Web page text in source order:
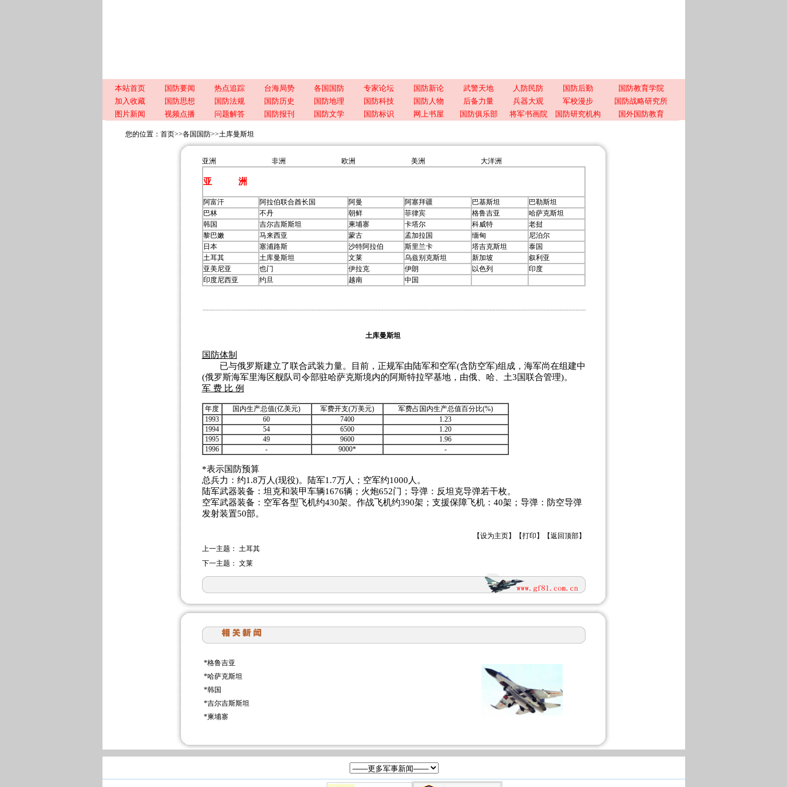
本站首页 国防要闻 热点追踪 台海局势 各国国防 专家论坛 国防新论 武警天地 人防民防 国防后勤
国防教育学院
加入收藏
国防思想 国防法规 国防历史 国防地理 国防科技 国防人物 后备力量 兵器大观 军校漫步
国防战略研究所
图片新闻
视频点播 问题解答 国防报刊 国防文学 国防标识 网上书屋 国防俱乐部 将军书画院 国防研究机构 国外国防教育
您的位置： 首页>>各国国防>>土库曼斯坦
亚洲 非洲 欧洲 美洲 大洋洲
亚 洲
阿富汗 阿拉伯联合酋长国 阿曼 阿塞拜疆 巴基斯坦
巴勒斯坦
巴林
不丹 朝鲜 菲律宾 格鲁吉亚
哈萨克斯坦
韩国
吉尔吉斯斯坦 柬埔寨 卡塔尔 科威特
老挝
黎巴嫩
马来西亚 蒙古 孟加拉国 缅甸
尼泊尔
日本
塞浦路斯 沙特阿拉伯 斯里兰卡 塔吉克斯坦
泰国
土耳其
土库曼斯坦 文莱 乌兹别克斯坦 新加坡
叙利亚
亚美尼亚
也门 伊拉克 伊朗 以色列
印度
印度尼西亚
约旦 越南 中国
土库曼斯坦
国防体制
已与俄罗斯建立了联合武装力量。目前，正规军由陆军和空军(含防空军)组成，海军尚在组建中
(俄罗斯海军里海区舰队司令部驻哈萨克斯境内的阿斯特拉罕基地，由俄、哈、土3国联合管理)。
军 费 比 例
年度 国内生产总值(亿美元) 军费开支(万美元)
军费占国内生产总值百分比(%)
1993
60 7400
1.23
1994
54 6500
1.20
1995
49 9600
1.96
1996
- 9000* -
*表示国防预算
总兵力：约1.8万人(现役)。陆军1.7万人；空军约1000人。
陆军武器装备：坦克和装甲车辆1676辆；火炮652门；导弹：反坦克导弹若干枚。
空军武器装备：空军各型飞机约430架。作战飞机约390架；支援保障飞机：40架；导弹：防空导弹
发射装置50部。
【设为主页】【打印 】【返回顶部】
上一主题： 土耳其
下一主题： 文莱
*格鲁吉亚
*哈萨克斯坦
*韩国
*吉尔吉斯斯坦
*柬埔寨